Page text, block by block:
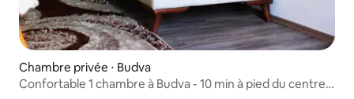
Chambre privée ⋅ Budva
Confortable 1 chambre à Budva - 10 min à pied du centre-